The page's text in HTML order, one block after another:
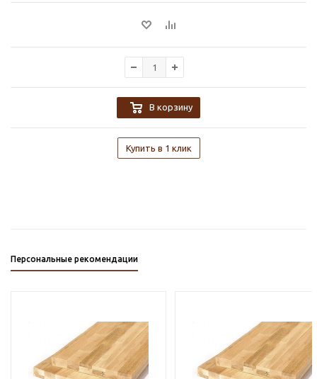
В корзину
Купить в 1 клик
Персональные рекомендации